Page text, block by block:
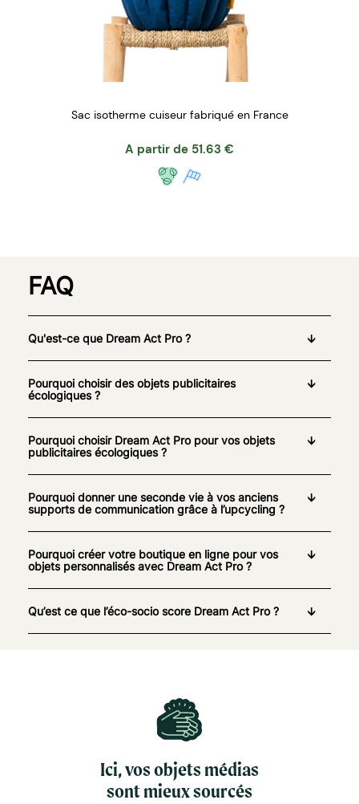
Sac isotherme cuiseur fabriqué en France
A partir de 51.63 €
FAQ
Qu'est-ce que Dream Act Pro ?
Pourquoi choisir des objets publicitaires
écologiques ?
Pourquoi choisir Dream Act Pro pour vos objets
publicitaires écologiques ?
Pourquoi donner une seconde vie à vos anciens
supports de communication grâce à l’upcycling ?
Pourquoi créer votre boutique en ligne pour vos
objets personnalisés avec Dream Act Pro ?
Qu’est ce que l’éco-socio score Dream Act Pro ?
Ici, vos objets médias
sont mieux sourcés